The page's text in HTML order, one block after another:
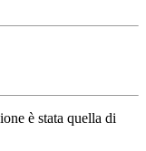
è stata quella di